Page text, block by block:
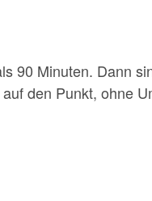
90 Minuten. Dann
den Punkt, ohne